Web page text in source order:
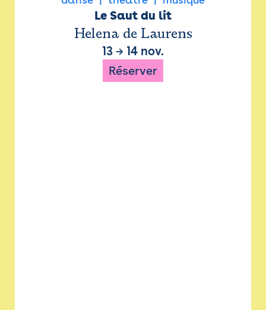
Le Saut du lit
Helena de Laurens
13 → 14 nov.
Réserver